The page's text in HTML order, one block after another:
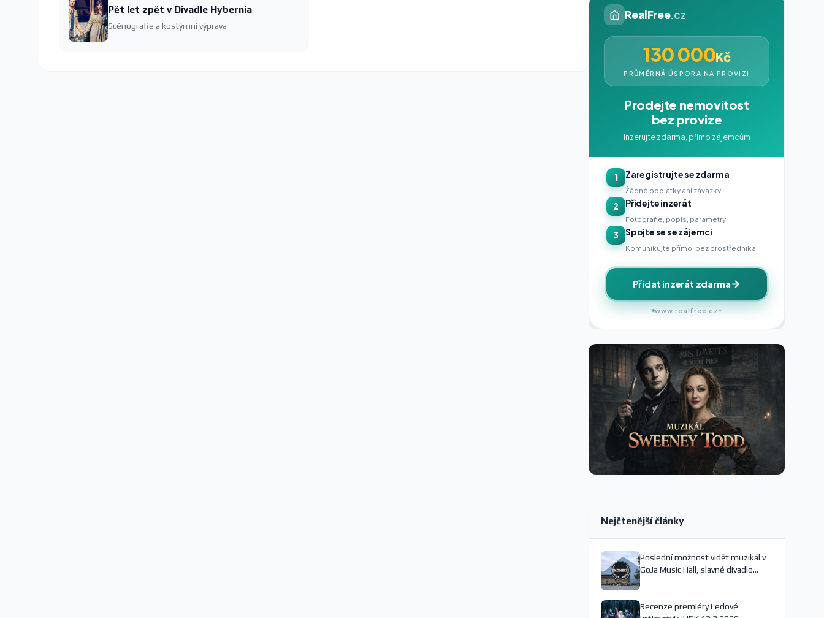
Pět let zpět v Divadle Hybernia
Scénografie a kostýmní výprava
RealFree.cz
130 000Kč
PRŮMĚRNÁ ÚSPORA NA PROVIZI
Prodejte nemovitost
bez provize
Inzerujte zdarma, přímo zájemcům
1 Zaregistrujte se zdarma
Žádné poplatky ani závazky
2 Přidejte inzerát
Fotografie, popis, parametry
3 Spojte se se zájemci
Komunikujte přímo, bez prostředníka
Přidat inzerát zdarma
www.realfree.cz
Nejčtenější články
Poslední možnost vidět muzikál v
GoJa Music Hall, slavné divadlo
Recenze premiéry Ledové